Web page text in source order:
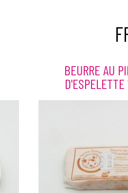
BEURRE AU
D'ESPELETTE